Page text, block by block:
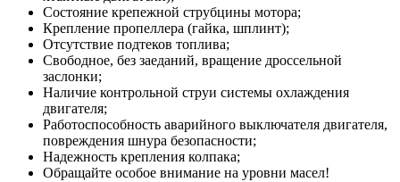
Состояние крепежной струбцины мотора;
Крепление пропеллера (гайка, шплинт);
Отсутствие подтеков топлива;
Свободное, без заеданий, вращение дроссельной
заслонки;
Наличие контрольной струи системы охлаждения
двигателя;
Работоспособность аварийного выключателя двигателя,
повреждения шнура безопасности;
Надежность крепления колпака;
Обращайте особое внимание на уровни масел!